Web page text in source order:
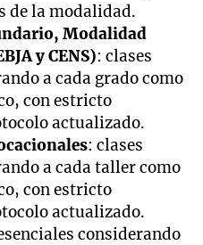
de la modalidad.
Modalidad
y CENS): clases
a cada grado como
con estricto
actualizado.
: clases
a cada taller como
con estricto
actualizado.
considerando